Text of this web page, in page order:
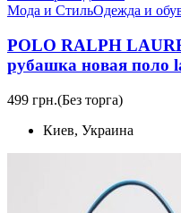
Мода и СтильОдежда и
POLO RALPH
рубашка новая поло
499 грн.(Без торга)
Киев, Украина